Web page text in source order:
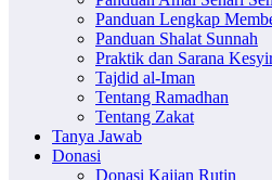
Panduan Lengkap
Panduan Shalat Sunnah
Praktik dan Sarana
Tajdid al-Iman
Tentang Ramadhan
Tentang Zakat
Tanya Jawab
Donasi
Donasi Kajian Rutin